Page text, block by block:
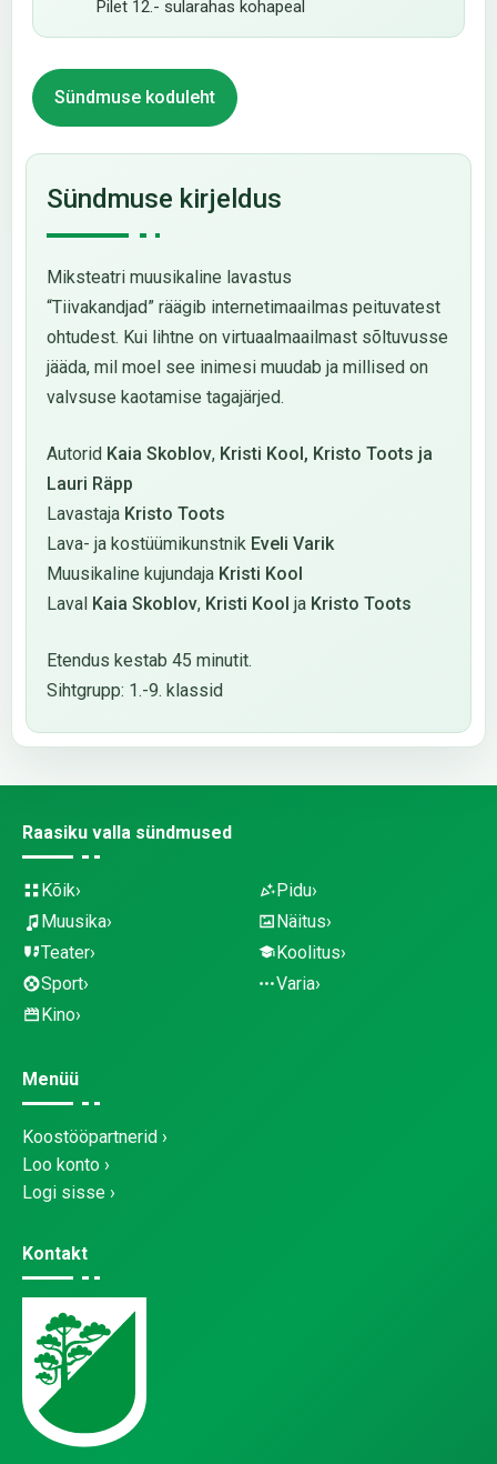
Pilet 12.- sularahas kohapeal
Sündmuse koduleht
Sündmuse kirjeldus
Miksteatri muusikaline lavastus
“Tiivakandjad” räägib internetimaailmas peituvatest
ohtudest. Kui lihtne on virtuaalmaailmast sõltuvusse
jääda, mil moel see inimesi muudab ja millised on
valvsuse kaotamise tagajärjed.
Autorid Kaia Skoblov, Kristi Kool, Kristo Toots ja
Lauri Räpp
Lavastaja Kristo Toots
Lava- ja kostüümikunstnik Eveli Varik
Muusikaline kujundaja Kristi Kool
Laval Kaia Skoblov, Kristi Kool ja Kristo Toots
Etendus kestab 45 minutit.
Sihtgrupp: 1.-9. klassid
Raasiku valla sündmused
Kõik
Muusika
Teater
Sport
Kino
Pidu
Näitus
Koolitus
Varia
Menüü
Koostööpartnerid
Loo konto
Logi sisse
Kontakt